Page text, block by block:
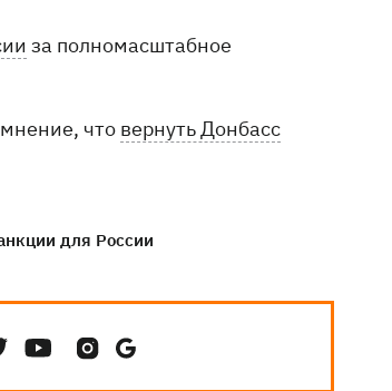
за полномасштабное
что вернуть Донбасс
для России